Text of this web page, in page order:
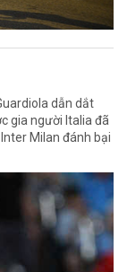
dẫn dắt
gia người Italia đã
Milan đánh bại